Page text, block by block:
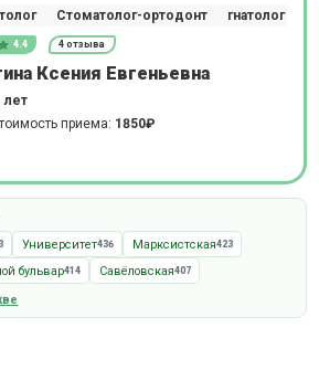
Стоматолог-ортодонт гнатолог
4.4 4 отзыва
Ксения Евгеньевна
лет
приема: 1850₽
Университет436 Марксистская423
бульвар414 Савёловская407